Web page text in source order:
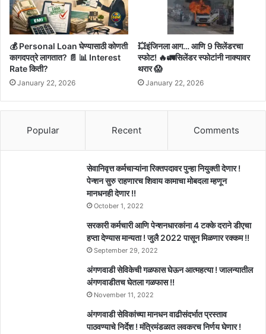
💰 Personal Loan घेण्यासाठी कोणती
कागदपत्रे लागतात? 📄 📊 Interest
Rate किती?
January 22, 2026
💥इंजिनला आग… आणि 9 सिलेंडरचा
स्फोट! 🔥🚛सिलेंडर स्फोटांनी नाक्यावर
थरार 😱
January 22, 2026
Popular Recent Comments
सेवानिवृत्त कर्मचाऱ्यांना रिक्तपदावर पुन्हा नियुक्ती देणार !
पेन्शन सुरु राहणारच शिवाय कामाचा मोबदला म्हणून
मानधनही देणार !!
October 1, 2022
सरकारी कर्मचारी आणि पेन्शनधारकांना 4 टक्के दराने डीएचा
हप्ता देण्यास मान्यता ! जुलै 2022 पासून मिळणार रक्कम !!
September 29, 2022
अंगणवाडी सेविकेची गळफास घेऊन आत्महत्या ! जालन्यातील
अंगणवाडीतच घेतला गळफास !!
November 11, 2022
अंगणवाडी सेविकांच्या मानधन वाढीसंदर्भात प्रस्ताव
पाठवण्याचे निर्देश ! मंत्रिमंडळात लवकरच निर्णय घेणार !